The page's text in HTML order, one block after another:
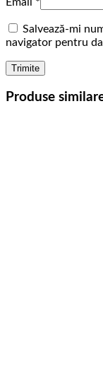
Salvează-mi
navigator pentru
Produse